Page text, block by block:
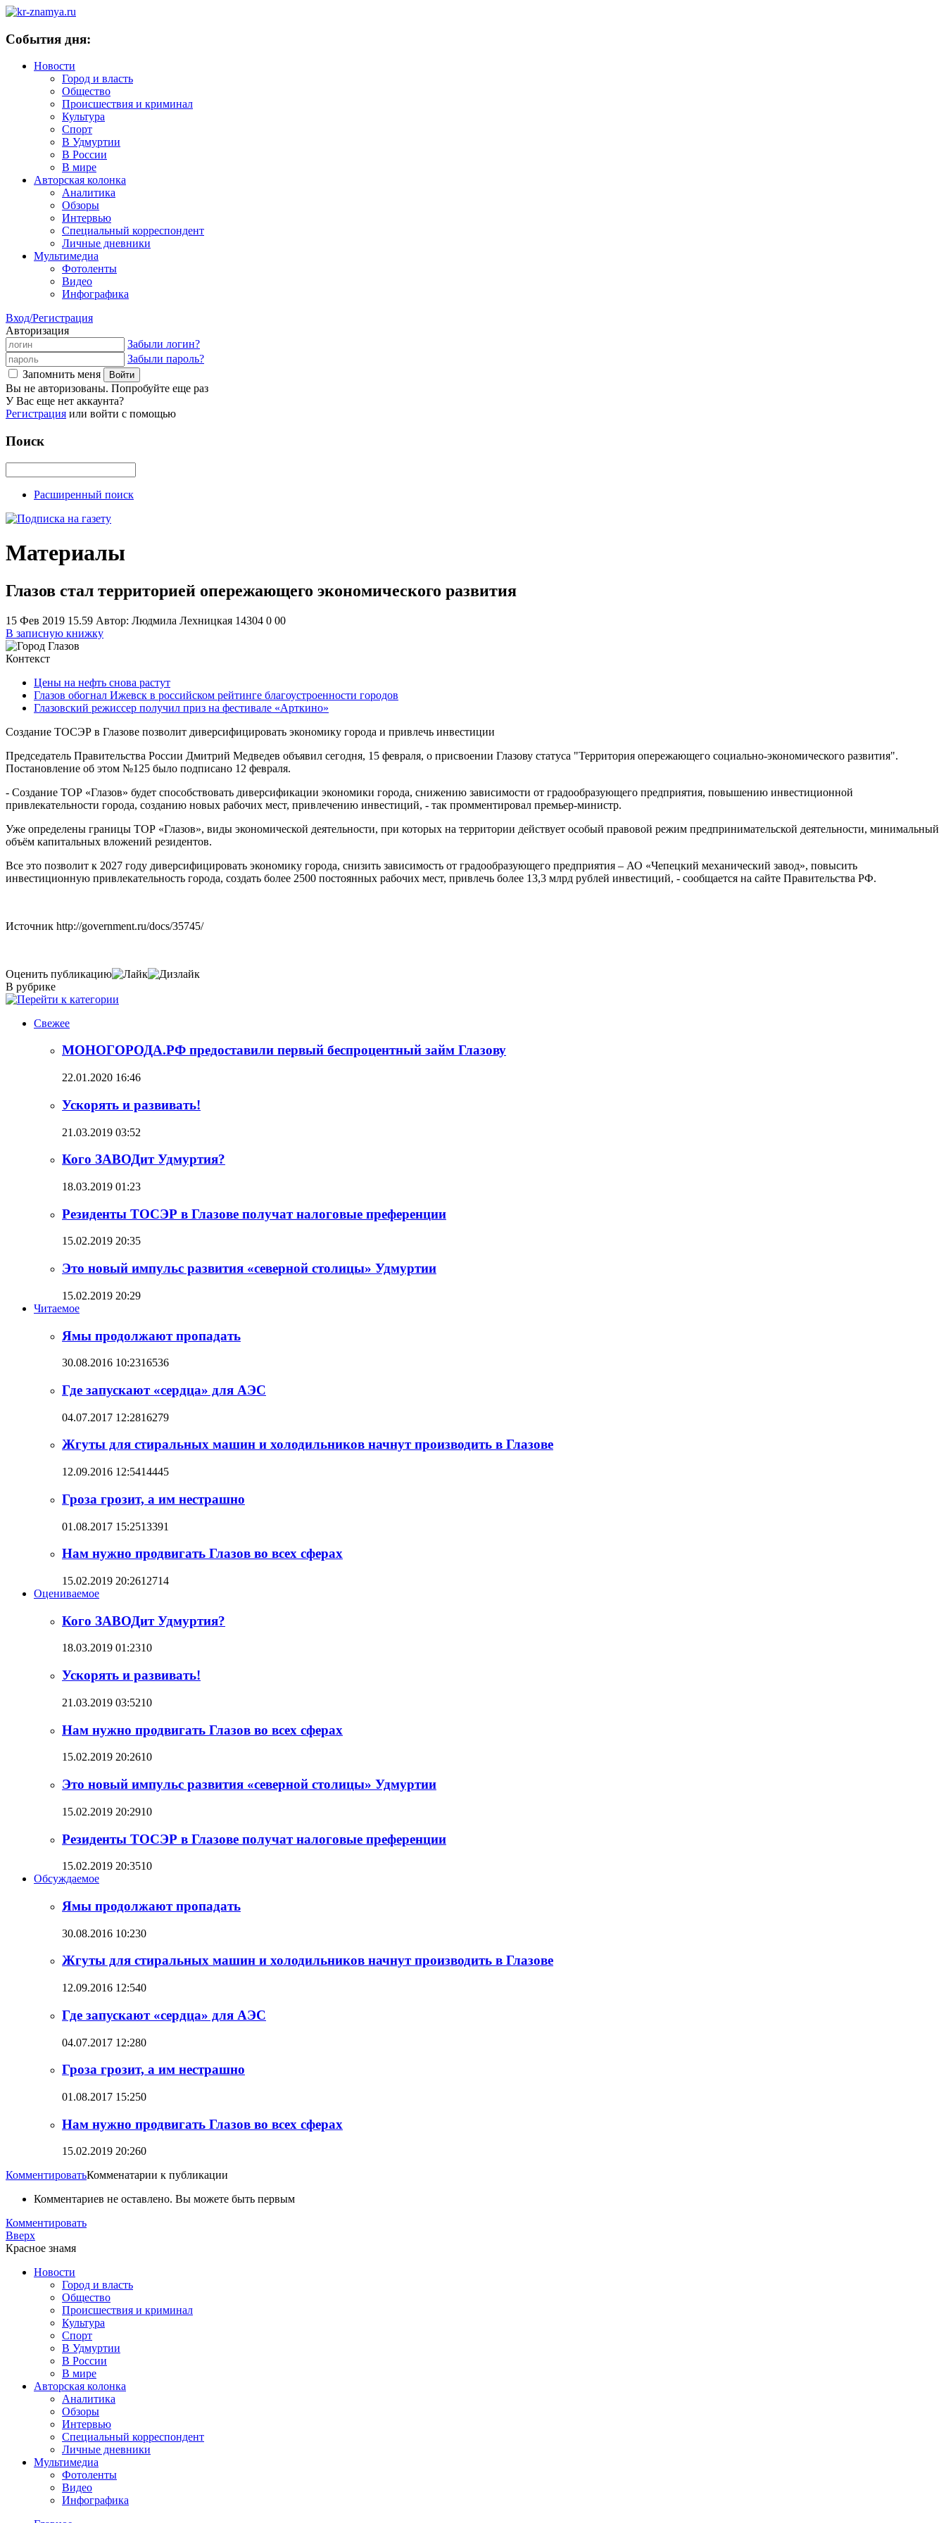
События дня:
Новости
Город и власть
Общество
Происшествия и криминал
Культура
Спорт
В Удмуртии
В России
В мире
Авторская колонка
Аналитика
Обзоры
Интервью
Специальный корреспондент
Личные дневники
Мультимедиа
Фотоленты
Видео
Инфографика
Вход/Регистрация
Авторизация
Забыли логин?
Забыли пароль?
Запомнить меня
Вы не авторизованы. Попробуйте еще раз
У Вас еще нет аккаунта?
Регистрация или войти с помощью
Поиск
Расширенный поиск
Материалы
Глазов стал территорией опережающего экономического развития
15 Фев 2019 15.59 Автор: Людмила Лехницкая 14304 0 00
В записную книжку
Контекст
Цены на нефть снова растут
Глазов обогнал Ижевск в российском рейтинге благоустроенности городов
Глазовский режиссер получил приз на фестивале «Арткино»
Создание ТОСЭР в Глазове позволит диверсифицировать экономику города и привлечь инвестиции
Председатель Правительства России Дмитрий Медведев объявил сегодня, 15 февраля, о присвоении Глазову статуса "Территория опережающего социально-экономического развития".
Постановление об этом №125 было подписано 12 февраля.
- Создание ТОР «Глазов» будет способствовать диверсификации экономики города, снижению зависимости от градообразующего предприятия, повышению инвестиционной
привлекательности города, созданию новых рабочих мест, привлечению инвестиций, - так промментировал премьер-министр.
Уже определены границы ТОР «Глазов», виды экономической деятельности, при которых на территории действует особый правовой режим предпринимательской деятельности, минимальный
объём капитальных вложений резидентов.
Все это позволит к 2027 году диверсифицировать экономику города, снизить зависимость от градообразующего предприятия – АО «Чепецкий механический завод», повысить
инвестиционную привлекательность города, создать более 2500 постоянных рабочих мест, привлечь более 13,3 млрд рублей инвестиций, - сообщается на сайте Правительства РФ.
Источник http://government.ru/docs/35745/
Оценить публикацию
В рубрике
Свежее
МОНОГОРОДА.РФ предоставили первый беспроцентный займ Глазову
22.01.2020 16:46
Ускорять и развивать!
21.03.2019 03:52
Кого ЗАВОДит Удмуртия?
18.03.2019 01:23
Резиденты ТОСЭР в Глазове получат налоговые преференции
15.02.2019 20:35
Это новый импульс развития «северной столицы» Удмуртии
15.02.2019 20:29
Читаемое
Ямы продолжают пропадать
30.08.2016 10:2316536
Где запускают «сердца» для АЭС
04.07.2017 12:2816279
Жгуты для стиральных машин и холодильников начнут производить в Глазове
12.09.2016 12:5414445
Гроза грозит, а им нестрашно
01.08.2017 15:2513391
Нам нужно продвигать Глазов во всех сферах
15.02.2019 20:2612714
Оцениваемое
Кого ЗАВОДит Удмуртия?
18.03.2019 01:2310
Ускорять и развивать!
21.03.2019 03:5210
Нам нужно продвигать Глазов во всех сферах
15.02.2019 20:2610
Это новый импульс развития «северной столицы» Удмуртии
15.02.2019 20:2910
Резиденты ТОСЭР в Глазове получат налоговые преференции
15.02.2019 20:3510
Обсуждаемое
Ямы продолжают пропадать
30.08.2016 10:230
Жгуты для стиральных машин и холодильников начнут производить в Глазове
12.09.2016 12:540
Где запускают «сердца» для АЭС
04.07.2017 12:280
Гроза грозит, а им нестрашно
01.08.2017 15:250
Нам нужно продвигать Глазов во всех сферах
15.02.2019 20:260
КомментироватьКомменатарии к публикации
Комментариев не оставлено. Вы можете быть первым
Комментировать
Вверх
Красное знамя
Новости
Город и власть
Общество
Происшествия и криминал
Культура
Спорт
В Удмуртии
В России
В мире
Авторская колонка
Аналитика
Обзоры
Интервью
Специальный корреспондент
Личные дневники
Мультимедиа
Фотоленты
Видео
Инфографика